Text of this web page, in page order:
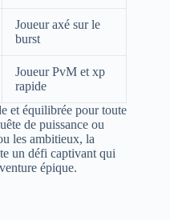
Joueur axé sur le
burst
Joueur PvM et xp
rapide
et équilibrée pour toute
de puissance ou
les ambitieux, la
un défi captivant qui
épique.